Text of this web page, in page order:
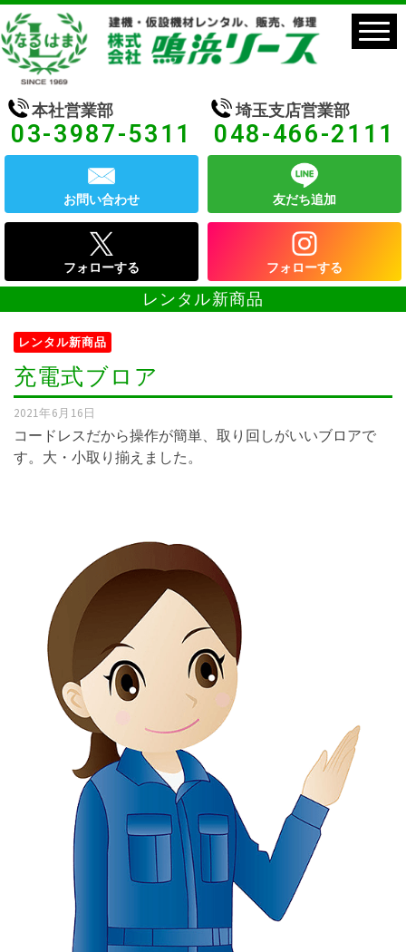
本社営業部
03-3987-5311
埼玉支店営業部
048-466-2111
お問い合わせ 友だち追加
フォローする フォローする
レンタル新商品
レンタル新商品
充電式ブロア
2021年6月16日
コードレスだから操作が簡単、取り回しがいいブロアで
す。大・小取り揃えました。